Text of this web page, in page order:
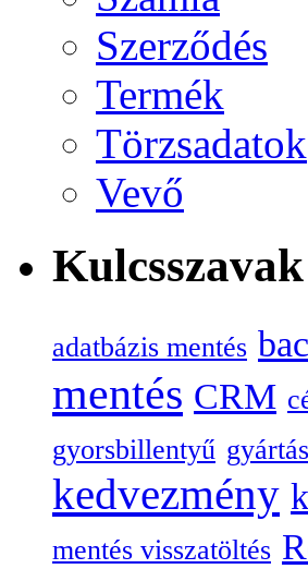
Szerződés
Termék
Törzsadatok
Vevő
Kulcsszavak
adatbázis mentés
mentés CRM
gyorsbillentyű gyártás
kedvezmény
mentés visszatöltés